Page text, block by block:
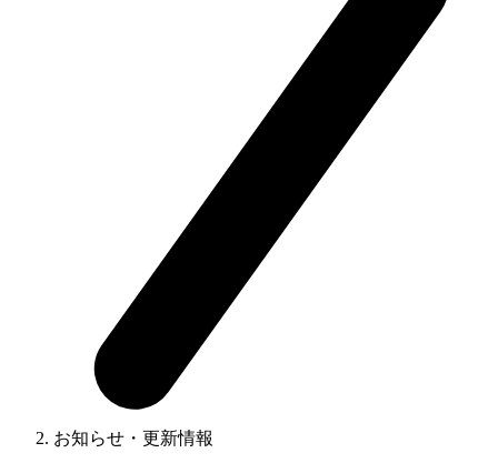
お知らせ・更新情報